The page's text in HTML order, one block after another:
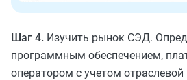
Шаг 4. Изучить рынок СЭД.
программным обеспечением,
оператором с учетом